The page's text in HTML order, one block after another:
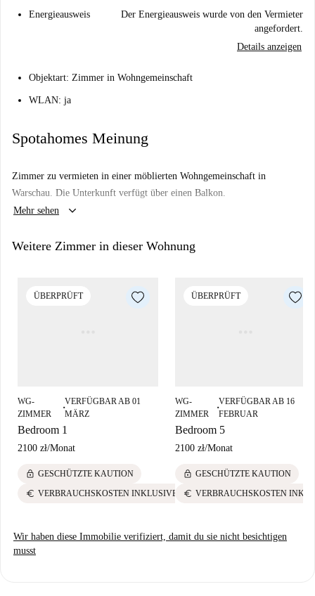
Energieausweis
Der Energieausweis wurde von den Vermieter
angefordert.
Details anzeigen
Objektart: Zimmer in Wohngemeinschaft
WLAN: ja
Spotahomes Meinung
Zimmer zu vermieten in einer möblierten Wohngemeinschaft in
Warschau. Die Unterkunft verfügt über einen Balkon.
Mehr sehen
keyboard_arrow_down
Weitere Zimmer in dieser Wohnung
ÜBERPRÜFT
WG-
ZIMMER
■
VERFÜGBAR AB 01
MÄRZ
Bedroom 1
2100 zł/Monat
lock GESCHÜTZTE KAUTION
euro VERBRAUCHSKOSTEN INKLUSIVE
ÜBERPRÜFT
WG-
ZIMMER
■
VERFÜGBAR AB 16
FEBRUAR
Bedroom 5
2100 zł/Monat
lock GESCHÜTZTE KAUTION
euro VERBRAUCHSKOSTEN
Wir haben diese Immobilie verifiziert, damit du sie nicht besichtigen
musst